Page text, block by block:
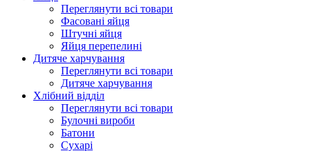
Переглянути всі товари
Фасовані яйця
Штучні яйця
Яйця перепелині
Дитяче харчування
Переглянути всі товари
Дитяче харчування
Хлібний відділ
Переглянути всі товари
Булочні вироби
Батони
Сухарі